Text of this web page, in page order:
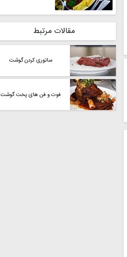
مقالات مرتبط
ساتوری کردن گوشت
فوت و فن های پخت گوشت